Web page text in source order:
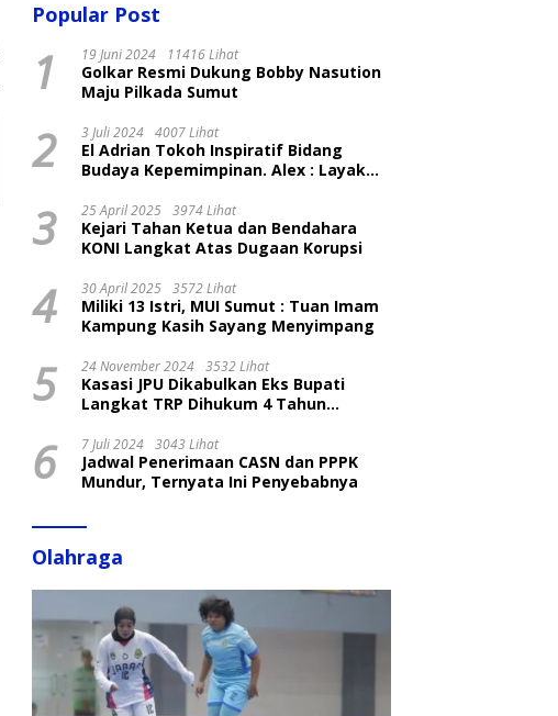
Popular Post
1 19 Juni 2024 11416 Lihat
Golkar Resmi Dukung Bobby Nasution
Maju Pilkada Sumut
2 3 Juli 2024 4007 Lihat
El Adrian Tokoh Inspiratif Bidang
Budaya Kepemimpinan. Alex : Layak
3 25 April 2025 3974 Lihat
Kejari Tahan Ketua dan Bendahara
KONI Langkat Atas Dugaan Korupsi
4 30 April 2025 3572 Lihat
Miliki 13 Istri, MUI Sumut : Tuan Imam
Kampung Kasih Sayang Menyimpang
5 24 November 2024 3532 Lihat
Kasasi JPU Dikabulkan Eks Bupati
Langkat TRP Dihukum 4 Tahun
6 7 Juli 2024 3043 Lihat
Jadwal Penerimaan CASN dan PPPK
Mundur, Ternyata Ini Penyebabnya
Olahraga